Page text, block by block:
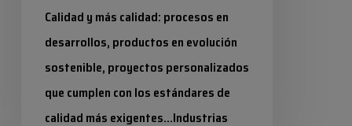
Calidad y más calidad: procesos en
desarrollos, productos en evolución
sostenible, proyectos personalizados
que cumplen con los estándares de
calidad más exigentes...Industrias